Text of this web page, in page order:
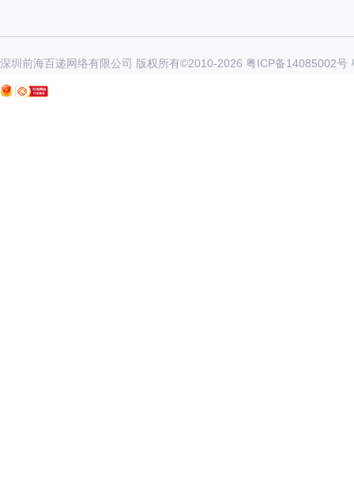
深圳前海百递网络有限公司 版权所有©2010-2026 粤ICP备14085002号